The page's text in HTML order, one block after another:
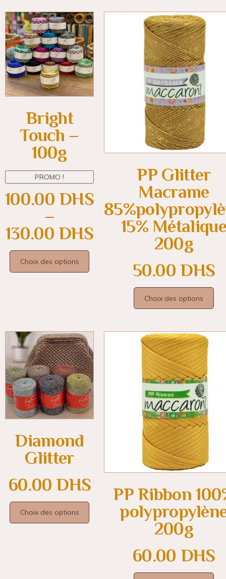
Bright
Touch –
100g
PROMO !
100.00 DHS
–
130.00 DHS
Choix des options
PP Glitter
Macrame
15% Métalique
200g
50.00 DHS
Choix des options
Diamond
Glitter
60.00 DHS
Choix des options
PP Ribbon
200g
60.00 DHS